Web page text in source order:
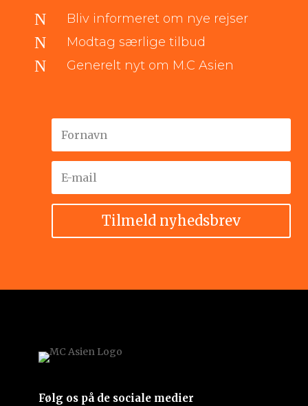
N Bliv informeret om nye rejser
N Modtag særlige tilbud
N Generelt nyt om M.C Asien
Tilmeld nyhedsbrev
Følg os på de sociale medier